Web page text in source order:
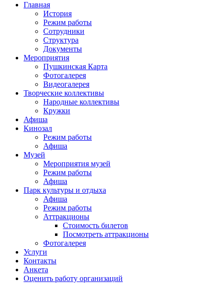
Главная
История
Режим работы
Сотрудники
Структура
Документы
Мероприятия
Пушкинская Карта
Фотогалерея
Видеогалерея
Творческие коллективы
Народные коллективы
Кружки
Афиша
Кинозал
Режим работы
Афиша
Музей
Мероприятия музей
Режим работы
Афиша
Парк культуры и отдыха
Афиша
Режим работы
Аттракционы
Стоимость билетов
Посмотреть аттракционы
Фотогалерея
Услуги
Контакты
Анкета
Оценить работу организаций